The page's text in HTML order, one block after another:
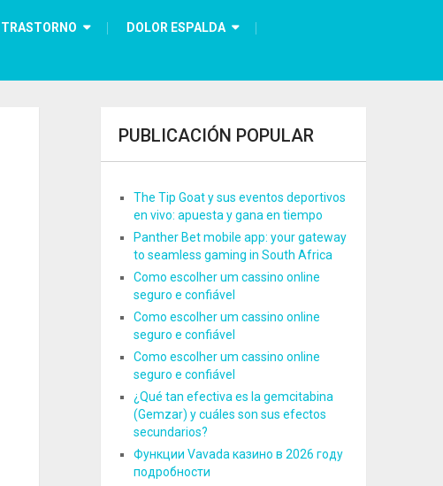
TRASTORNO DOLOR ESPALDA
PUBLICACIÓN POPULAR
The Tip Goat y sus eventos deportivos
en vivo: apuesta y gana en tiempo
Panther Bet mobile app: your gateway
to seamless gaming in South Africa
Como escolher um cassino online
seguro e confiável
Como escolher um cassino online
seguro e confiável
Como escolher um cassino online
seguro e confiável
¿Qué tan efectiva es la gemcitabina
(Gemzar) y cuáles son sus efectos
secundarios?
Функции Vavada казино в 2026 году
подробности